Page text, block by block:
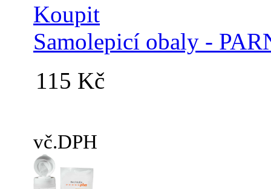
Koupit
Samolepicí obaly -
115 Kč
vč.DPH